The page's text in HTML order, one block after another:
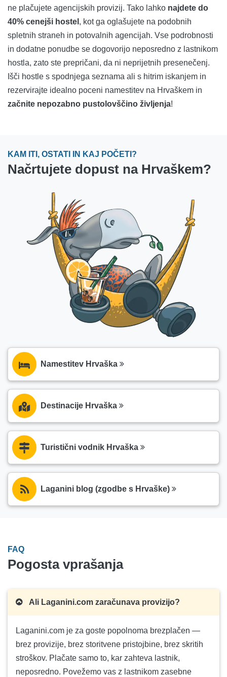
ne plačujete agencijskih provizij. Tako lahko najdete do
40% cenejši hostel , kot ga oglašujete na podobnih
spletnih straneh in potovalnih agencijah. Vse podrobnosti
in dodatne ponudbe se dogovorijo neposredno z lastnikom
hostla, zato ste prepričani, da ni neprijetnih presenečenj.
Išči hostle s spodnjega seznama ali s hitrim iskanjem in
rezervirajte idealno poceni namestitev na Hrvaškem in
začnite nepozabno pustolovščino življenja!
KAM ITI, OSTATI IN KAJ POČETI?
Načrtujete dopust na Hrvaškem?
Namestitev Hrvaška
Destinacije Hrvaška
Turistični vodnik Hrvaška
Laganini blog (zgodbe s Hrvaške)
FAQ
Pogosta vprašanja
Ali Laganini.com zaračunava provizijo?
Laganini.com je za goste popolnoma brezplačen —
brez provizije, brez storitvene pristojbine, brez skritih
stroškov. Plačate samo to, kar zahteva lastnik,
neposredno. Povežemo vas z lastnikom zasebne